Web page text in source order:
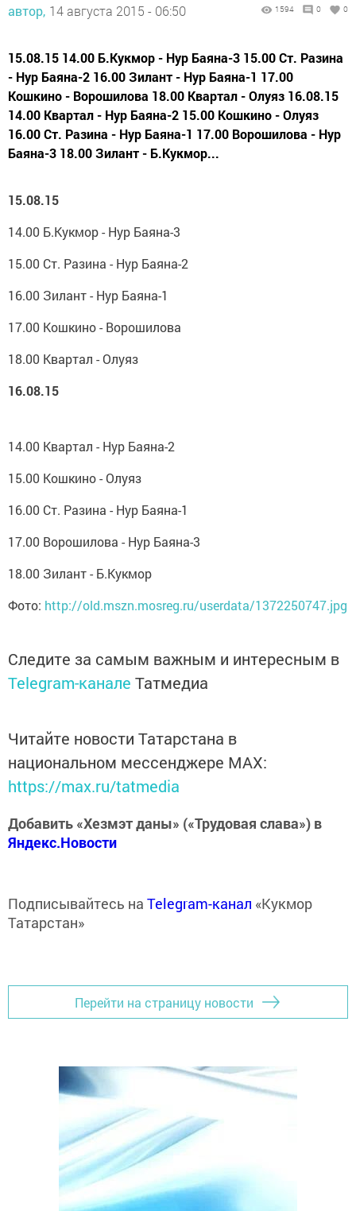
автор, 14 августа 2015 - 06:50 1594 0 0
15.08.15 14.00 Б.Кукмор - Нур Баяна-3 15.00 Ст. Разина
- Нур Баяна-2 16.00 Зилант - Нур Баяна-1 17.00
Кошкино - Ворошилова 18.00 Квартал - Олуяз 16.08.15
14.00 Квартал - Нур Баяна-2 15.00 Кошкино - Олуяз
16.00 Ст. Разина - Нур Баяна-1 17.00 Ворошилова - Нур
Баяна-3 18.00 Зилант - Б.Кукмор...
15.08.15
14.00 Б.Кукмор - Нур Баяна-3
15.00 Ст. Разина - Нур Баяна-2
16.00 Зилант - Нур Баяна-1
17.00 Кошкино - Ворошилова
18.00 Квартал - Олуяз
16.08.15
14.00 Квартал - Нур Баяна-2
15.00 Кошкино - Олуяз
16.00 Ст. Разина - Нур Баяна-1
17.00 Ворошилова - Нур Баяна-3
18.00 Зилант - Б.Кукмор
Фото: http://old.mszn.mosreg.ru/userdata/1372250747.jpg
Следите за самым важным и интересным в
Telegram-канале Татмедиа
Читайте новости Татарстана в
национальном мессенджере MАХ:
https://max.ru/tatmedia
Добавить «Хезмэт даны» («Трудовая слава») в
Яндекс.Новости
Подписывайтесь на Telegram-канал «Кукмор
Татарстан»
Перейти на страницу новости